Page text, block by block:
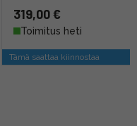
319,00 €
Toimitus heti
Tämä saattaa kiinnostaa